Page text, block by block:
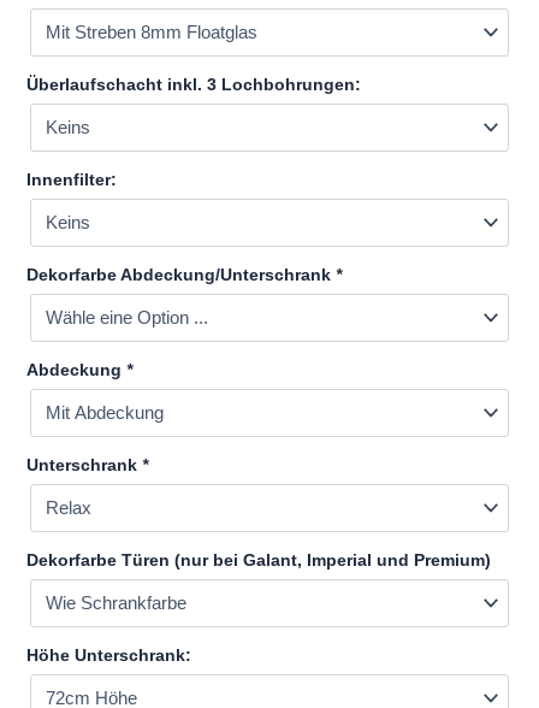
Überlaufschacht inkl. 3 Lochbohrungen:
Innenfilter:
Dekorfarbe Abdeckung/Unterschrank *
Abdeckung *
Unterschrank *
Dekorfarbe Türen (nur bei Galant, Imperial und Premium)
Höhe Unterschrank: